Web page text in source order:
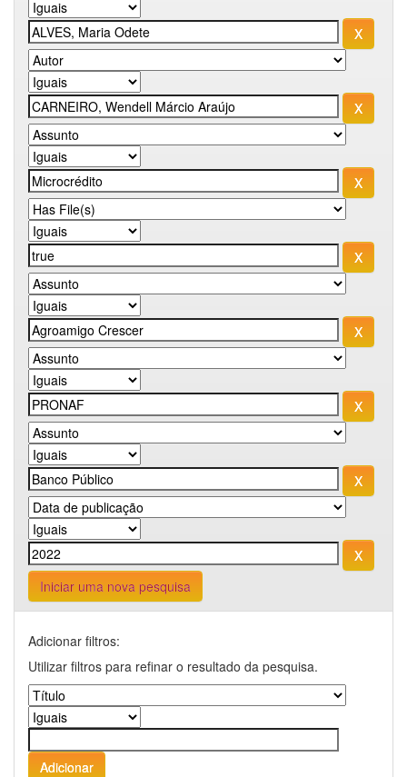
Iniciar uma nova pesquisa
Adicionar filtros:
Utilizar filtros para refinar o resultado da pesquisa.